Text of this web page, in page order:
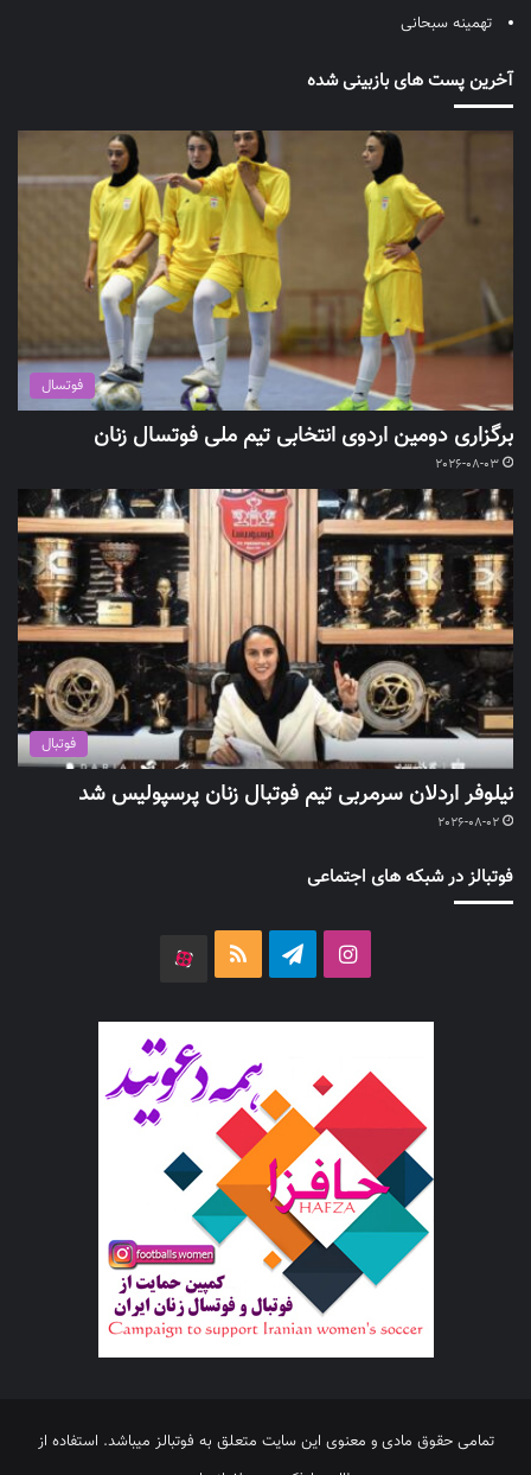
تهمینه سبحانی
آخرین پست های بازبینی شده
فوتسال
برگزاری دومین اردوی انتخابی تیم ملی فوتسال زنان
2026-08-03
فوتبال
نیلوفر اردلان سرمربی تیم فوتبال زنان پرسپولیس شد
2026-08-02
فوتبالز در شبکه های اجتماعی
اینستاگرامتلگرام خوراک
تمامی حقوق مادی و معنوی این سایت متعلق به فوتبالز میباشد. استفاده از